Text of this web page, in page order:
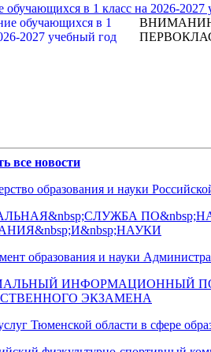
обучающихся в 1 класс на 2026-2027
все новости